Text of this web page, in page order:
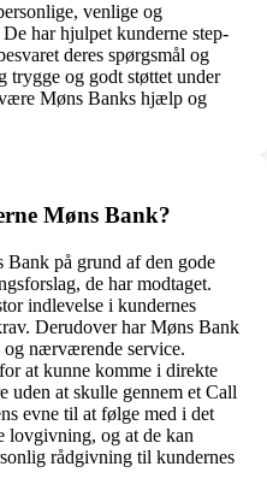
venlige og
har hjulpet kunderne step-
deres spørgsmål og
trygge og godt støttet under
Møns Banks hjælp og
Møns Bank?
Bank på grund af den gode
de har modtaget.
indlevelse i kundernes
Derudover har Møns Bank
nærværende service.
at kunne komme i direkte
uden at skulle gennem et Call
evne til at følge med i det
lovgivning, og at de kan
rådgivning til kundernes